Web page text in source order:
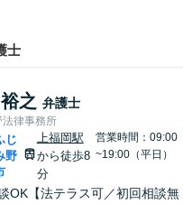
士
之 弁護士
法律事務所
じ
野
上福岡駅
から徒歩8
分
営業時間：09:00
~19:00（平日）
OK【法テラス可／初回相談無